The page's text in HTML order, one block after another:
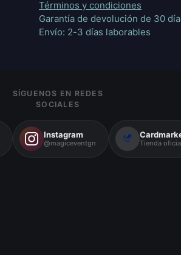
Términos y condiciones
Garantía de devolución de 30
Envío: 2-3 días laborables
SÍGUENOS EN REDES
SOCIALES
Instagram
@magiceventgn Tienda